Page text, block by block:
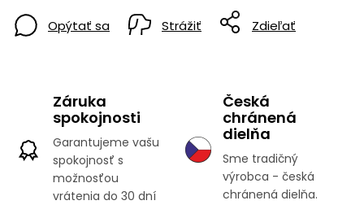
Opýtať sa Strážiť Zdieľať
Záruka
spokojnosti
Garantujeme vašu
spokojnosť s
možnosťou
vrátenia do 30 dní
Česká
chránená
dielňa
Sme tradičný
výrobca - česká
chránená dielňa.